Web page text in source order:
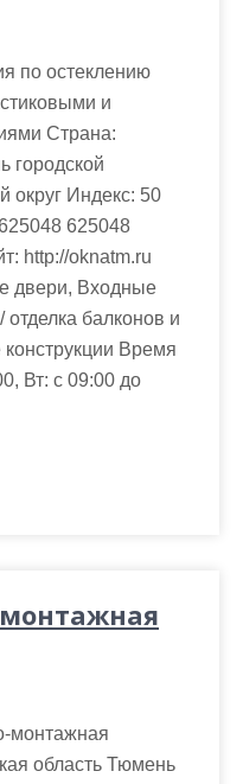
по остеклению
и
Страна:
городской
округ Индекс: 50
625048
http://oknatm.ru
двери, Входные
балконов и
Время
Вт: с 09:00 до
монтажная
область Тюмень